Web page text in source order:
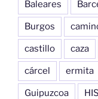
Baleares
Burgos
castillo caza
cárcel ermita
Guipuzcoa